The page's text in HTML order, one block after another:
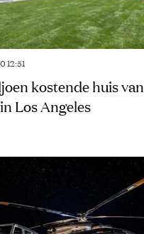
12:51
kostende huis van
Los Angeles